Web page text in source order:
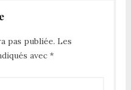
pas publiée. Les
avec *